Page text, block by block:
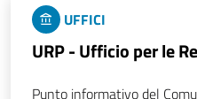
UFFICI
URP - Ufficio per le
Punto informativo del